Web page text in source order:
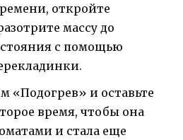
откройте
массу до
с помощью
«Подогрев» и оставьте
время, чтобы она
и стала еще